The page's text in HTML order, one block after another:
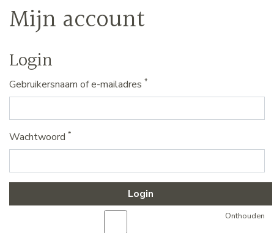
Mijn account
Login
Gebruikersnaam of e-mailadres *
Wachtwoord *
Login
Onthouden